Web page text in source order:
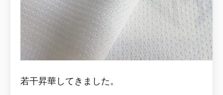
若干昇華してきました。